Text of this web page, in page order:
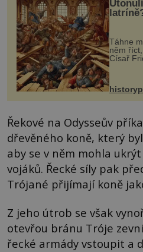
Táhne
něm
Císař
posílá
VI. do
Řekové na Odysseův
dřevěného koně, který
aby se v něm mohla
vojáků. Řecké síly pak
Trójané přijímají koně
Z jeho útrob se však
otevřou bránu Tróje
řecké armády vstoupit a